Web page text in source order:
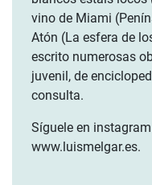
vino de Miami
Atón (La esfera de
escrito numerosas
juvenil, de
consulta.
Síguele en
www.luismelgar.es.